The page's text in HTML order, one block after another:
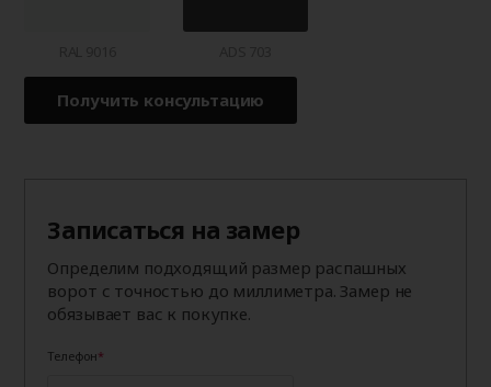
Получить консультацию
Записаться на замер
Определим подходящий размер распашных
ворот с точностью до миллиметра. Замер не
обязывает вас к покупке.
Телефон